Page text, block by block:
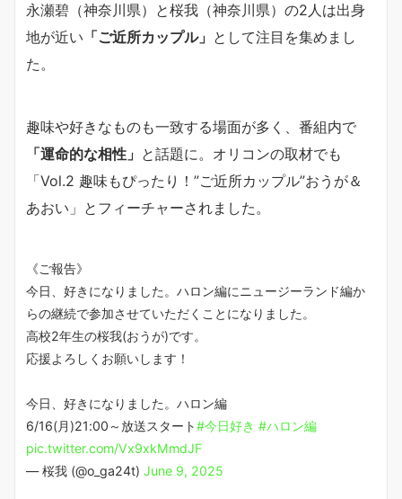
永瀬碧（神奈川県）と桜我（神奈川県）の2人は出身
地が近い 「ご近所カップル」 として注目を集めまし
た。
趣味や好きなものも一致する場面が多く、番組内で
「運命的な相性」 と話題に。オリコンの取材でも
「Vol.2 趣味もぴったり！”ご近所カップル”おうが＆
あおい」とフィーチャーされました。
《ご報告》
今日、好きになりました。ハロン編にニュージーランド編か
らの継続で参加させていただくことになりました。
高校2年生の桜我(おうが)です。
応援よろしくお願いします！
今日、好きになりました。ハロン編
6/16(月)21:00～放送スタート#今日好き #ハロン編
pic.twitter.com/Vx9xkMmdJF
— 桜我 (@o_ga24t) June 9, 2025